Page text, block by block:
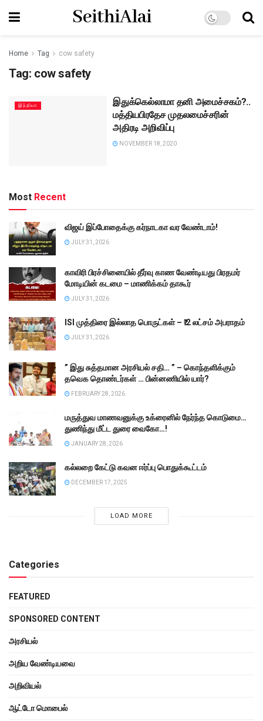
SeithiAlai
Home Tag cow safety
Tag: cow safety
இந்தியா
இதுக்கெல்லாமா தனி அமைச்சகம்?..
மத்தியபிரதேச முதலமைச்சரின்
அதிரடி அறிவிப்பு
NOVEMBER 18, 2020
Most Recent
விஜய் இப்போதைக்கு கர்நாடகா வர வேண்டாம்!
JULY 31, 2026
காவிரி பிரச்சினையில் தீர்வு காண வேண்டியது பிரதமர்
மோடியின் கடமை – மாணிக்கம் தாகூர்
JULY 31, 2026
ISI முத்திரை இல்லாத பொருட்கள் – ₹.2 லட்சம் அபராதம்
JULY 31, 2026
” இது சுத்தமான அரசியல் சதி… ” – கொந்தளிக்கும்
தவெக தொண்டர்கள் … பின்னணியில் யார்?
FEBRUARY 28, 2026
மருத்துவ மாணவனுக்கு உக்ரைனில் நேர்ந்த கொடுமை…
துணிந்து மீட்ட துரை வைகோ…!
JANUARY 28, 2026
கல்லறை கேட்டு கவன ஈர்ப்பு பொதுக்கூட்டம்
DECEMBER 17, 2025
LOAD MORE
Categories
FEATURED
SPONSORED CONTENT
அரசியல்
அறிய வேண்டியவை
அறிவியல்
ஆட்டோ மொபைல்